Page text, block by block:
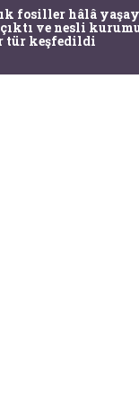
fosiller hâlâ
ve nesli
tür keşfedildi